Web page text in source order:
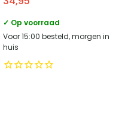
24
Nee
opgeborgen.
✓ Op voorraad
Voor 15:00 besteld, morgen in
huis